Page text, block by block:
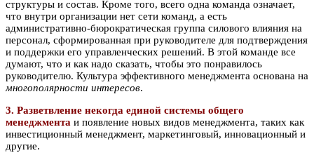
структуры и состав. Кроме того, всего одна команда означает,
что внутри организации нет сети команд, а есть
административно-бюрократическая группа силового влияния на
персонал, сформированная при руководителе для подтверждения
и поддержки его управленческих решений. В этой команде все
думают, что и как надо сказать, чтобы это понравилось
руководителю. Культура эффективного менеджмента основана на
многополярности интересов.
3. Разветвление некогда единой системы общего
менеджмента и появление новых видов менеджмента, таких как
инвестиционный менеджмент, маркетинговый, инновационный и
другие.